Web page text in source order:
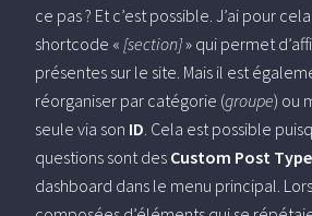
ce pas ? Et c’est possible. J’ai pour
shortcode « [section]» qui permet
présentes sur le site. Mais il est
réorganiser par catégorie (groupe) ou
seule via son ID. Cela est possible
questions sont des Custom Post Type
dashboard dans le menu principal.